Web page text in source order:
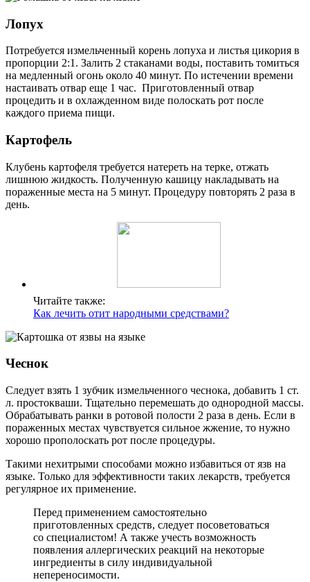
Лопух
Потребуется измельченный корень лопуха и листья цикория в
пропорции 2:1. Залить 2 стаканами воды, поставить томиться
на медленный огонь около 40 минут. По истечении времени
настаивать отвар еще 1 час. Приготовленный отвар
процедить и в охлажденном виде полоскать рот после
каждого приема пищи.
Картофель
Клубень картофеля требуется натереть на терке, отжать
лишнюю жидкость. Полученную кашицу накладывать на
пораженные места на 5 минут. Процедуру повторять 2 раза в
день.
Читайте также:
Как лечить отит народными средствами?
Чеснок
Следует взять 1 зубчик измельченного чеснока, добавить 1 ст.
л. простокваши. Тщательно перемешать до однородной массы.
Обрабатывать ранки в ротовой полости 2 раза в день. Если в
пораженных местах чувствуется сильное жжение, то нужно
хорошо прополоскать рот после процедуры.
Такими нехитрыми способами можно избавиться от язв на
языке. Только для эффективности таких лекарств, требуется
регулярное их применение.
Перед применением самостоятельно
приготовленных средств, следует посоветоваться
со специалистом! А также учесть возможность
появления аллергических реакций на некоторые
ингредиенты в силу индивидуальной
непереносимости.